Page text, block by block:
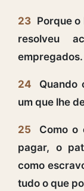
23 Porque o
resolveu
empregados.
24
Quando
um que lhe
25
Como o
pagar, o
como
tudo o que